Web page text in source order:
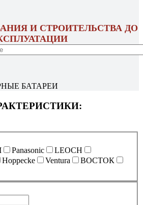
И СТРОИТЕЛЬСТВА ДО
БАТАРЕИ
Panasonic
LEOCH
Hoppecke Ventura
ВОСТОК